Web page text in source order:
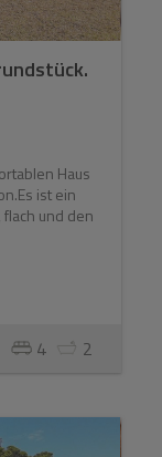
Haus
ist ein
und den
4 2